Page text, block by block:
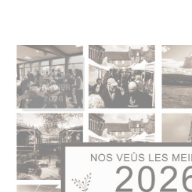
23
JANVIER
2026